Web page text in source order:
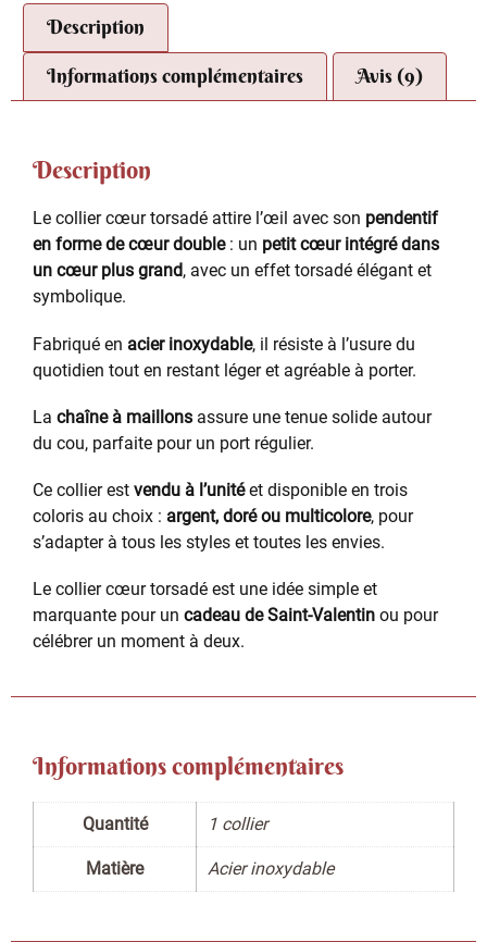
Description
Informations complémentaires Avis (9)
Description
Le collier cœur torsadé attire l’œil avec son pendentif
en forme de cœur double: un petit cœur intégré dans
un cœur plus grand, avec un effet torsadé élégant et
symbolique.
Fabriqué en acier inoxydable, il résiste à l’usure du
quotidien tout en restant léger et agréable à porter.
La chaîne à maillons assure une tenue solide autour
du cou, parfaite pour un port régulier.
Ce collier est vendu à l’unitéet disponible en trois
coloris au choix : argent, doré ou multicolore, pour
s’adapter à tous les styles et toutes les envies.
Le collier cœur torsadé est une idée simple et
marquante pour un cadeau de Saint-Valentin ou pour
célébrer un moment à deux.
Informations complémentaires
Quantité 1 collier
Matière Acier inoxydable